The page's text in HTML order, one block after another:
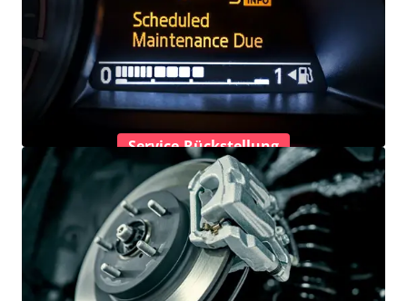
Service-Rückstellung